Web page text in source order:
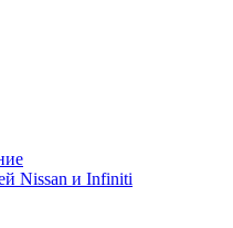
Nissan и Infiniti